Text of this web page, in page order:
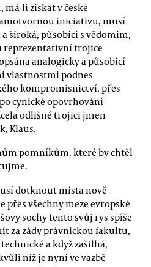
má-li získat v české
iniciativu, musí
široká, působící s vědomím,
reprezentativní trojice
analogicky a působící
vlastnostmi podnes
kompromisnictví, přes
cynické opovrhování
odlišné trojici jmen
Klaus.
pomníkům, které by chtěl
dotknout místa nově
přes všechny meze evropské
sochy tento svůj rys spíše
za zády právnickou fakultu,
a když zašilhá,
níž je nyní ve vazbě